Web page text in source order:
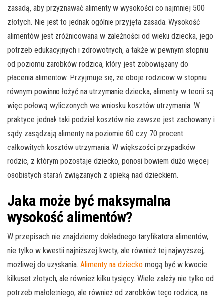
zasadą, aby przyznawać alimenty w wysokości co najmniej 500
złotych. Nie jest to jednak ogólnie przyjęta zasada. Wysokość
alimentów jest zróżnicowana w zależności od wieku dziecka, jego
potrzeb edukacyjnych i zdrowotnych, a także w pewnym stopniu
od poziomu zarobków rodzica, który jest zobowiązany do
płacenia alimentów. Przyjmuje się, że oboje rodziców w stopniu
równym powinno łożyć na utrzymanie dziecka, alimenty w teorii są
więc połową wyliczonych we wniosku kosztów utrzymania. W
praktyce jednak taki podział kosztów nie zawsze jest zachowany i
sądy zasądzają alimenty na poziomie 60 czy 70 procent
całkowitych kosztów utrzymania. W większości przypadków
rodzic, z którym pozostaje dziecko, ponosi bowiem dużo więcej
osobistych starań związanych z opieką nad dzieckiem.
Jaka może być maksymalna
wysokość alimentów?
W przepisach nie znajdziemy dokładnego taryfikatora alimentów,
nie tylko w kwestii najniższej kwoty, ale również tej najwyższej,
możliwej do uzyskania. Alimenty na dziecko mogą być w kwocie
kilkuset złotych, ale również kilku tysięcy. Wiele zależy nie tylko od
potrzeb małoletniego, ale również od zarobków tego rodzica, na